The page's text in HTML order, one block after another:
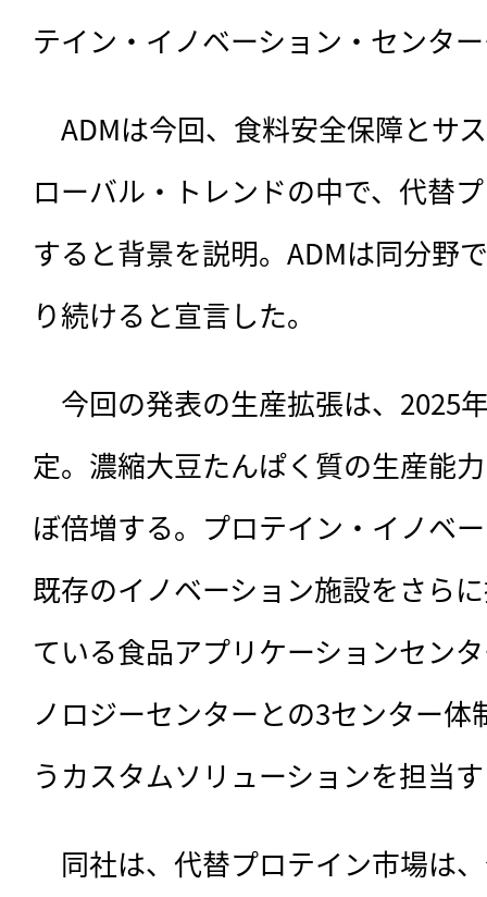
テイン・イノベーション・センタ
ADMは今回、 食料安全保障とサ
ローバル・トレンドの中で、代替
すると背景を説明。ADMは同分野
り続けると宣言した。
今回の発表の生産拡張は、2025
定。濃縮大豆たんぱく質の生産能
ぼ倍増する。プロテイン・イノベ
既存のイノベーション施設をさら
ている食品アプリケーションセン
ノロジーセンターとの3センター
うカスタムソリューションを担当
同社は、代替プロテイン市場は